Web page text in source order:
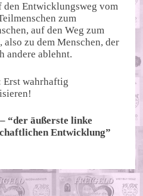
den Entwicklungsweg vom
zum
auf den Weg zum
zu dem Menschen, der
andere ablehnt.
Erst wahrhaftig
– “der äußerste linke
Entwicklung”